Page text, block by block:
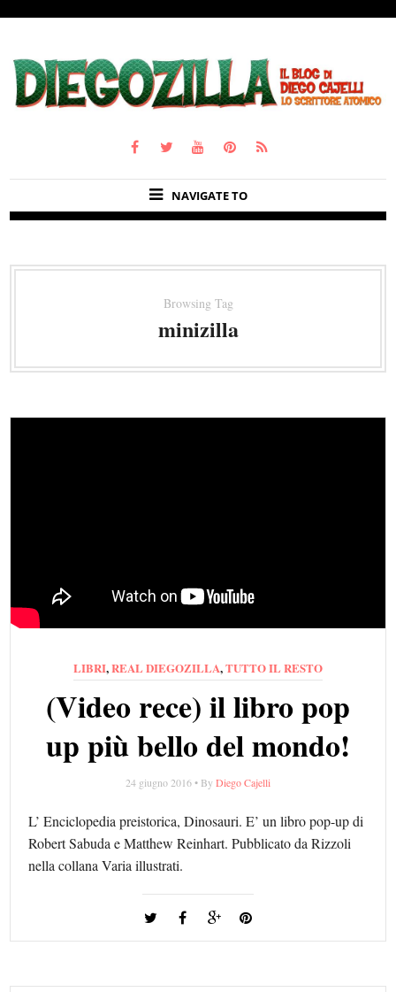
NAVIGATE TO
Browsing Tag
minizilla
LIBRI,REAL DIEGOZILLA,TUTTO IL RESTO
(Video rece) il libro pop
up più bello del mondo!
24 giugno 2016 • By Diego Cajelli
L’ Enciclopedia preistorica, Dinosauri. E’ un libro pop-up di
Robert Sabuda e Matthew Reinhart. Pubblicato da Rizzoli
nella collana Varia illustrati.